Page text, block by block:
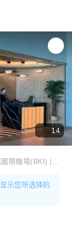
14
示您所选择的